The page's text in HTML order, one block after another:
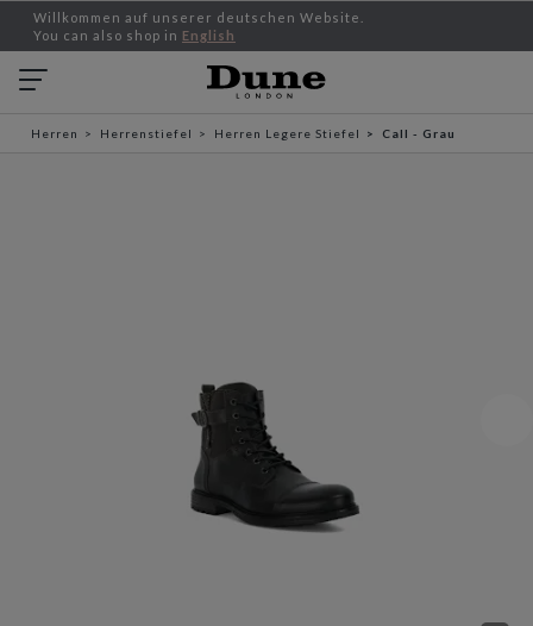
Willkommen auf unserer deutschen Website.
You can also shop in English
Herren Herrenstiefel Herren Legere Stiefel Call - Grau